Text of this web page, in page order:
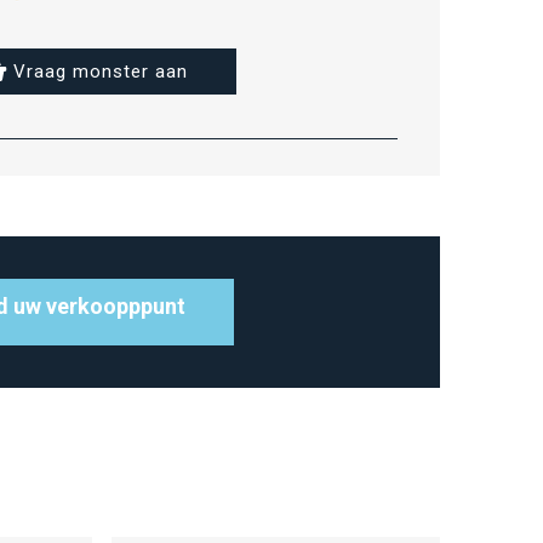
Vraag monster aan
uw verkoopppunt